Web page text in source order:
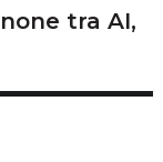
tra AI,